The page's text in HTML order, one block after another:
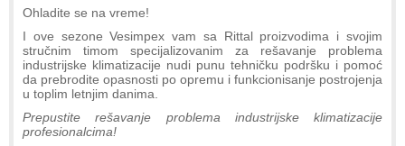
Ohladite se na vreme!
I ove sezone Vesimpex vam sa Rittal proizvodima i svojim
stručnim timom specijalizovanim za rešavanje problema
industrijske klimatizacije nudi punu tehničku podršku i pomoć
da prebrodite opasnosti po opremu i funkcionisanje postrojenja
u toplim letnjim danima.
Prepustite rešavanje problema industrijske klimatizacije
profesionalcima!